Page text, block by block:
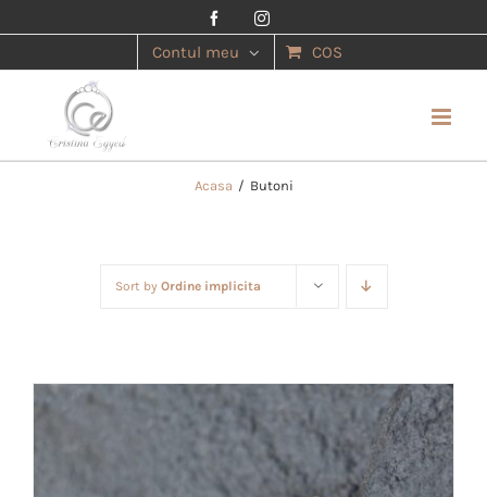
FacebookInstagram
Contul meu COS
Acasa / Butoni
Sort by Ordine implicita